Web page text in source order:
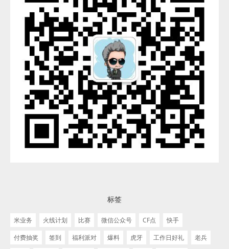
标签
米业务 火线计划 比赛 微信公众号 CF点
快手
付费抽奖
签到 福利派对 爆料 虎牙 工作日好礼
老兵